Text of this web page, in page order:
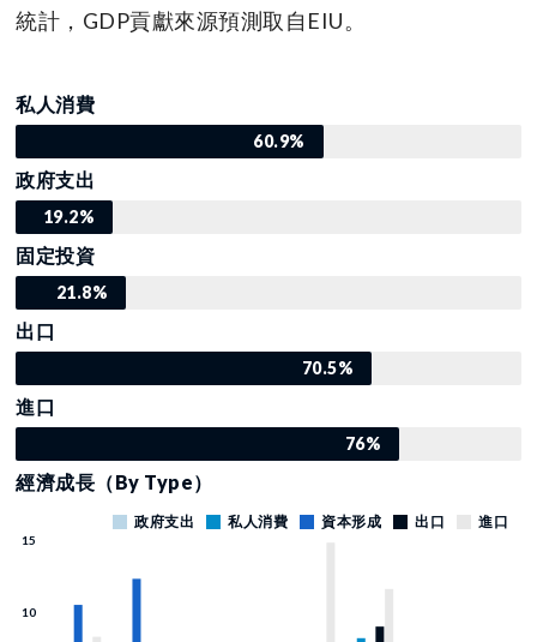
統計，GDP貢獻來源預測取自EIU。
私人消費
60.9%
政府支出
19.2%
固定投資
21.8%
出口
70.5%
進口
76%
經濟成長（By Type）